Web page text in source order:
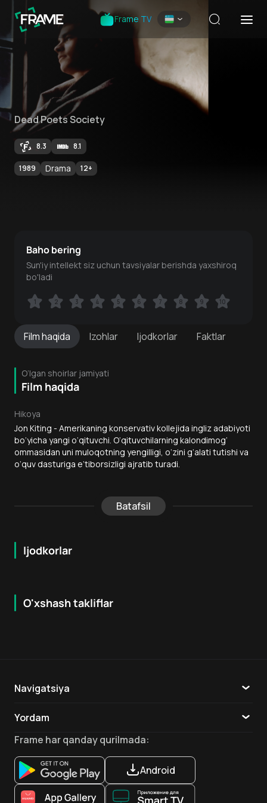
Frame TV
Dead Poets Society
8.3 8.1
1989 Drama 12+
Filmhaqida Izohlar Ijodkorlar Faktlar
O‘lgan shoirlar jamiyati
Film haqida
Hikoya
Jon Kiting - Amerikaning konservativ kollejida ingliz adabiyoti
bo‘yicha yangi o‘qituvchi. O‘qituvchilarning kalondimog‘
ommasidan uni muloqotning yengilligi, o‘zini g‘alati tutishi va
o‘quv dasturiga e’tiborsizligi ajratib turadi.
Batafsil
Ijodkorlar
Baho bering
Sun'iy intellekt siz uchun tavsiyalar berishda yaxshiroq
bo'ladi
1 2 3 4 5 6 7 8 9 10
1 2 3 4 5 6 7 8 9 10
O'xshash takliflar
16 + 7.9
Navigatsiya
Yordam
Aloqa
Ilovalar
Frame har qanday qurilmada:
Android